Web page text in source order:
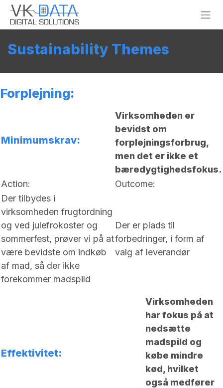
Skip to Content
Sustainability Themes
Forplejning:
Minimumskrav:
Virksomheden er
bevidst om
forplejningsforbrug,
men det er ikke et
bæredygtighedsfokus.
Action:
Outcome:
Der tilbydes i
virksomheden frugtordning
og ved julefrokoster og
sommerfest, prøver vi på at
være bevidste om indkøb
af mad, så der ikke
forekommer madspild
Der er plads til
forbedringer, i form af
valg af leverandør
Effektivitet:
Virksomheden
har fokus på at
nedsætte
madspild og
købe mindre
kød, hvilket
også medfører